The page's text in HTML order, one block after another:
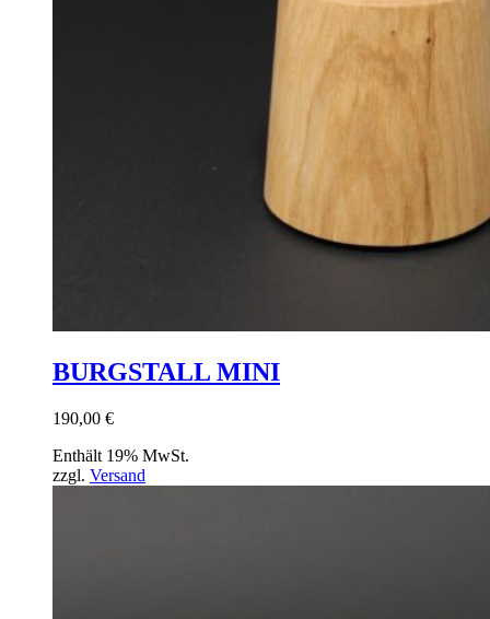
BURGSTALL MINI
190,00 €
Enthält 19% MwSt.
zzgl. Versand